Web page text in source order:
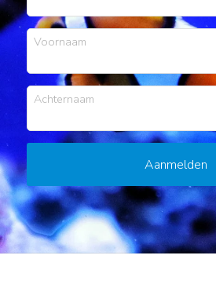
Voornaam
Achternaam